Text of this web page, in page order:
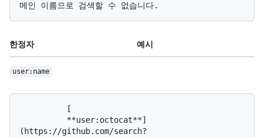
한정자 예시
user:name
(https://github.com/search?